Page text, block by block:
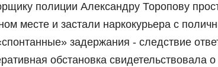
полиции Александру Торопову
месте и застали наркокурьера с
задержания - следствие
обстановка свидетельствовала о